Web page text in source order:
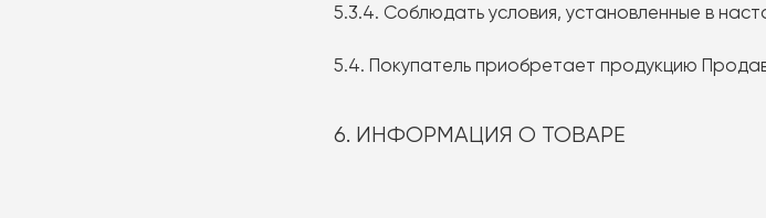
5.3.4. Соблюдать условия, установленные в
5.4. Покупатель приобретает продукцию
6. ИНФОРМАЦИЯ О ТОВАРЕ